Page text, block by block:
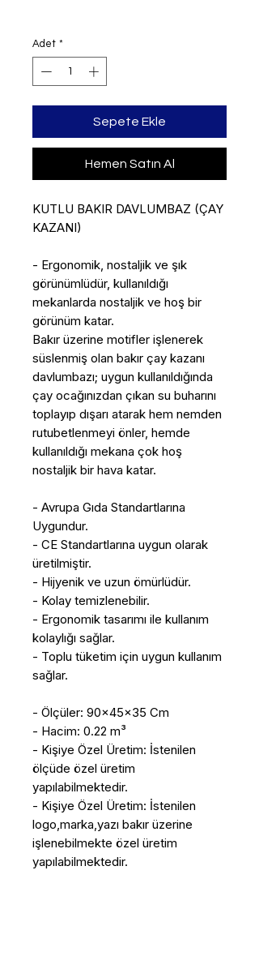
Adet *
Sepete Ekle
Hemen Satın Al
KUTLU BAKIR DAVLUMBAZ (ÇAY
KAZANI)
- Ergonomik, nostaljik ve şık
görünümlüdür, kullanıldığı
mekanlarda nostaljik ve hoş bir
görünüm katar.
Bakır üzerine motifler işlenerek
süslenmiş olan bakır çay kazanı
davlumbazı; uygun kullanıldığında
çay ocağınızdan çıkan su buharını
toplayıp dışarı atarak hem nemden
rutubetlenmeyi önler, hemde
kullanıldığı mekana çok hoş
nostaljik bir hava katar.
- Avrupa Gıda Standartlarına
Uygundur.
- CE Standartlarına uygun olarak
üretilmiştir.
- Hijyenik ve uzun ömürlüdür.
- Kolay temizlenebilir.
- Ergonomik tasarımı ile kullanım
kolaylığı sağlar.
- Toplu tüketim için uygun kullanım
sağlar.
- Ölçüler: 90x45x35 Cm
- Hacim: 0.22 m³
- Kişiye Özel Üretim: İstenilen
ölçüde özel üretim
yapılabilmektedir.
- Kişiye Özel Üretim: İstenilen
logo,marka,yazı bakır üzerine
işlenebilmekte özel üretim
yapılabilmektedir.